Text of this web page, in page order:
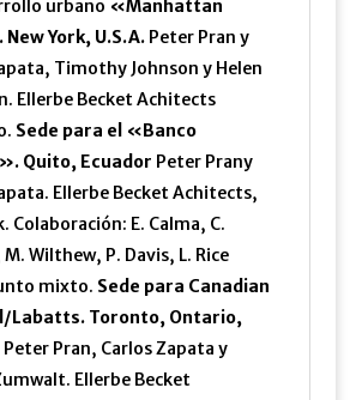
urbano «Manhattan
York, U.S.A.Peter Pran y
Timothy Johnson y Helen
Ellerbe Becket Achitects
Sede para el «Banco
Quito, Ecuador Peter Prany
Ellerbe Becket Achitects,
Colaboración: E. Calma, C.
Wilthew, P. Davis, L. Rice
mixto. Sede para Canadian
Labatts. Toronto, Ontario,
Peter Pran, Carlos Zapata y
Ellerbe Becket